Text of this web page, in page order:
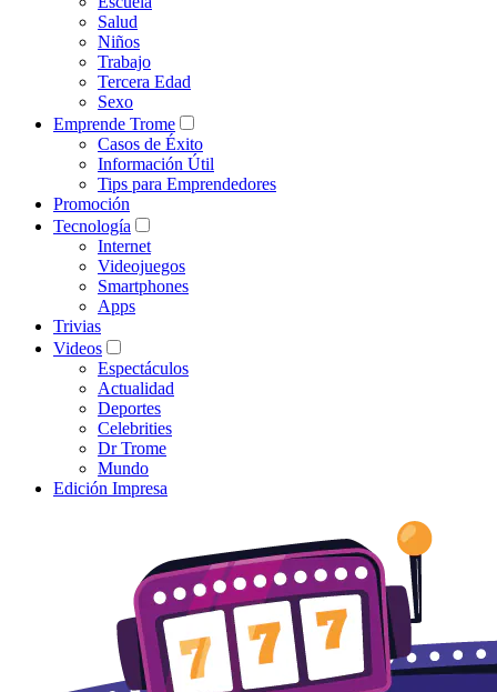
Salud
Niños
Trabajo
Tercera Edad
Sexo
Emprende Trome
Casos de Éxito
Información Útil
Tips para Emprendedores
Promoción
Tecnología
Internet
Videojuegos
Smartphones
Apps
Trivias
Videos
Espectáculos
Actualidad
Deportes
Celebrities
Dr Trome
Mundo
Edición Impresa